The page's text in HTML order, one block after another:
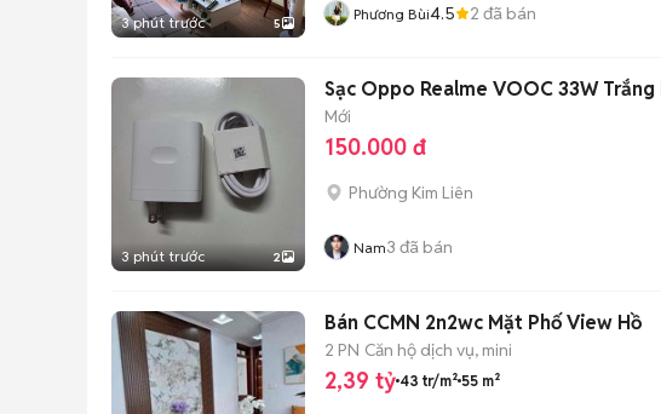
3 phút trước 5 Phương Bùi4.5 2 đã bán
3 phút trước 2
Sạc Oppo Realme VOOC 33W Trắng
Mới
150.000 đ
Phường Kim Liên
Nam3 đã bán
Bán CCMN 2n2wc Mặt Phố View Hồ
2 PN Căn hộ dịch vụ, mini
2,39 tỷ 43 tr/m² 55 m²